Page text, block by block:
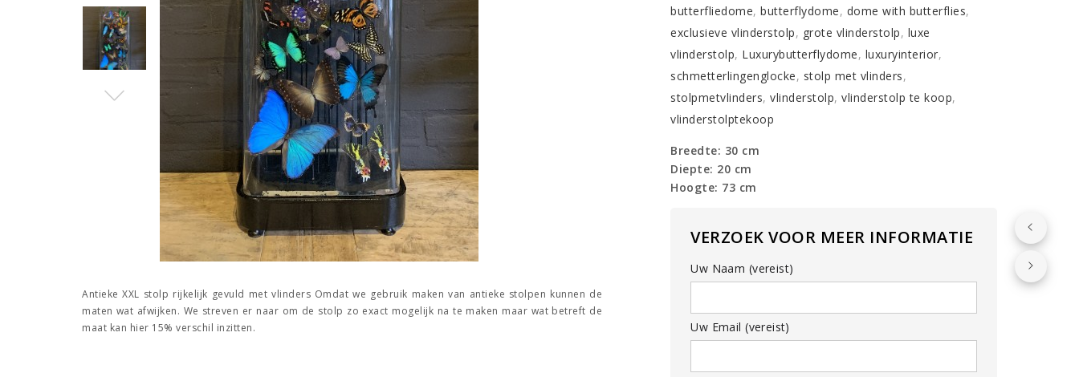
Antieke XXL stolp rijkelijk gevuld met vlinders Omdat we gebruik maken van antieke stolpen kunnen de
maten wat afwijken. We streven er naar om de stolp zo exact mogelijk na te maken maar wat betreft de
maat kan hier 15% verschil inzitten.
vlinders.
quantity
butterfliedome,butterflydome, dome with butterflies,
exclusieve vlinderstolp, grote vlinderstolp, luxe
vlinderstolp, Luxurybutterflydome, luxuryinterior,
schmetterlingenglocke, stolp met vlinders,
stolpmetvlinders,vlinderstolp,vlinderstolp te koop,
vlinderstolptekoop
Breedte: 30 cm
Diepte: 20 cm
Hoogte: 73 cm
VERZOEK VOOR MEER INFORMATIE
Uw Naam (vereist)
Uw Email (vereist)